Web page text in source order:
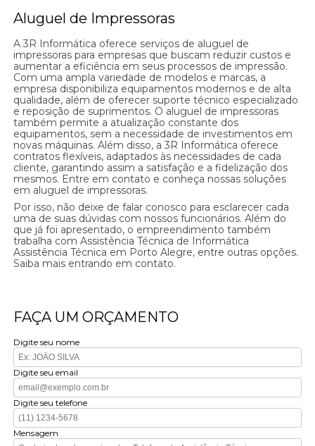
Aluguel de Impressoras
A 3R Informática oferece serviços de aluguel de
impressoras para empresas que buscam reduzir custos e
aumentar a eficiência em seus processos de impressão.
Com uma ampla variedade de modelos e marcas, a
empresa disponibiliza equipamentos modernos e de alta
qualidade, além de oferecer suporte técnico especializado
e reposição de suprimentos. O aluguel de impressoras
também permite a atualização constante dos
equipamentos, sem a necessidade de investimentos em
novas máquinas. Além disso, a 3R Informática oferece
contratos flexíveis, adaptados às necessidades de cada
cliente, garantindo assim a satisfação e a fidelização dos
mesmos. Entre em contato e conheça nossas soluções
em aluguel de impressoras.
Por isso, não deixe de falar conosco para esclarecer cada
uma de suas dúvidas com nossos funcionários. Além do
que já foi apresentado, o empreendimento também
trabalha com Assistência Técnica de Informática
Assistência Técnica em Porto Alegre, entre outras opções.
Saiba mais entrando em contato.
FAÇA UM ORÇAMENTO
Digite seu nome
Digite seu email
Digite seu telefone
Mensagem